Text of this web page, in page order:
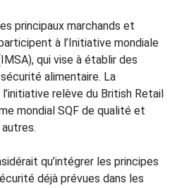
principaux marchands et
à l’Initiative mondiale
qui vise à établir des
alimentaire. La
relève du British Retail
mondial SQF de qualité et
qu’intégrer les principes
déjà prévues dans les